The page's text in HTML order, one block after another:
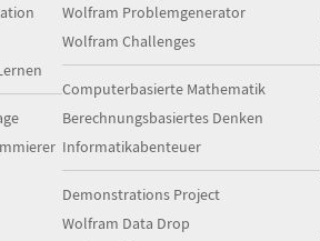
Wolfram Problemgenerator
Wolfram Challenges
Computerbasierte Mathematik
Berechnungsbasiertes Denken
Informatikabenteuer
Demonstrations Project
Wolfram Data Drop